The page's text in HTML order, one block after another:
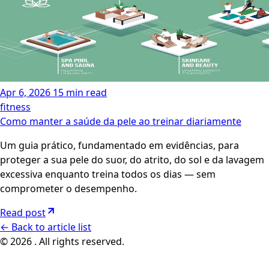
Apr 6, 2026 15 min read
fitness
Como manter a saúde da pele ao treinar diariamente
Um guia prático, fundamentado em evidências, para
proteger a sua pele do suor, do atrito, do sol e da lavagem
excessiva enquanto treina todos os dias — sem
comprometer o desempenho.
Read post
← Back to article list
© 2026 . All rights reserved.